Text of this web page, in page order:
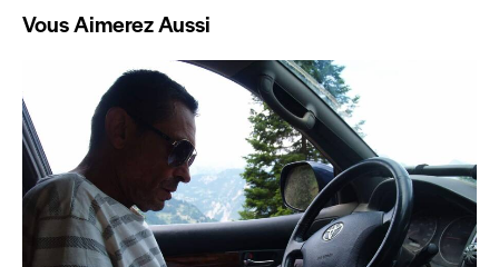
Vous Aimerez Aussi